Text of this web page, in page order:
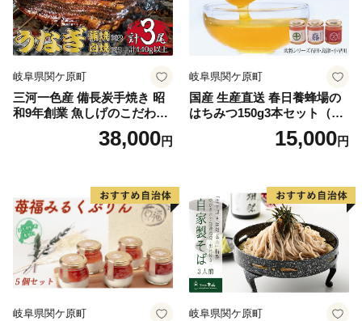
岐阜県関ケ原町
三河一色産 備長炭手焼き 昭
和9年創業 魚しげのこだわり
のうなぎ 蒲焼2尾・白焼1尾
38,000円
岐阜県関ケ原町
国産 生産直送 春日養蜂場の
はちみつ150g3本セット（武
将シリーズ石田・島津・小早
15,000円
岐阜県関ケ原町 岐阜県関ケ原町